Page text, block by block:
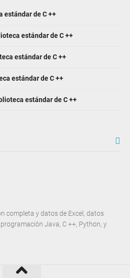
estándar de C ++
estándar de C ++
estándar de C ++
estándar de C ++
estándar de C ++
completa y datos de Excel, datos
Java, C ++, Python, y